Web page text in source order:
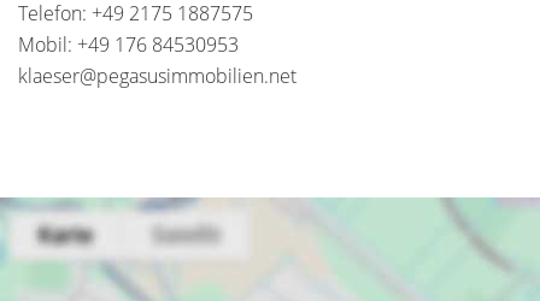
Telefon: +49 2175 1887575
Mobil: +49 176 84530953
klaeser@pegasusimmobilien.net